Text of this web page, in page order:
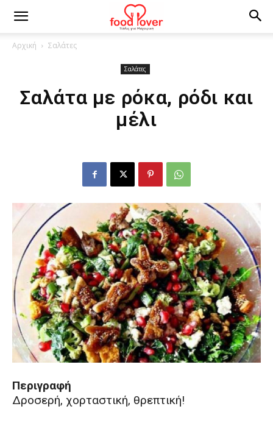
Αρχική Σαλάτες
Σαλάτες
Σαλάτα με ρόκα, ρόδι και
μέλι
Περιγραφή
Δροσερή, χορταστική, θρεπτική!